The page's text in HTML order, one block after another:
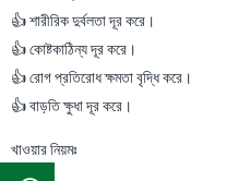
👍 শারীরিক দুর্বলতা দূর করে।
👍 কোষ্টকাঠিন্য দূর করে।
👍 রোগ প্রতিরোধ ক্ষমতা বৃদ্ধি করে।
👍 বাড়তি ক্ষুধা দূর করে।
খাওয়ার নিয়মঃ